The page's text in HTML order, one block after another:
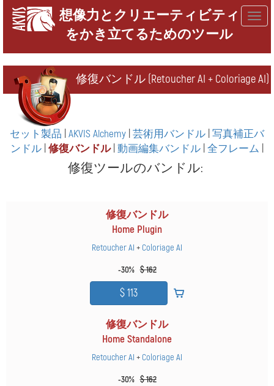
想像力とクリエーティビティ
をかき立てるためのツール
修復バンドル (Retoucher AI + Coloriage AI)
セット製品 AKVIS Alchemy 芸術用バンドル 写真補正バ
ンドル 修復バンドル| 動画編集バンドル 全フレーム
修復ツールのバンドル:
修復バンドル
Home Plugin
Retoucher AI +Coloriage AI
-30%$ 162
修復バンドル
Home Standalone
Retoucher AI +Coloriage AI
-30%$ 162